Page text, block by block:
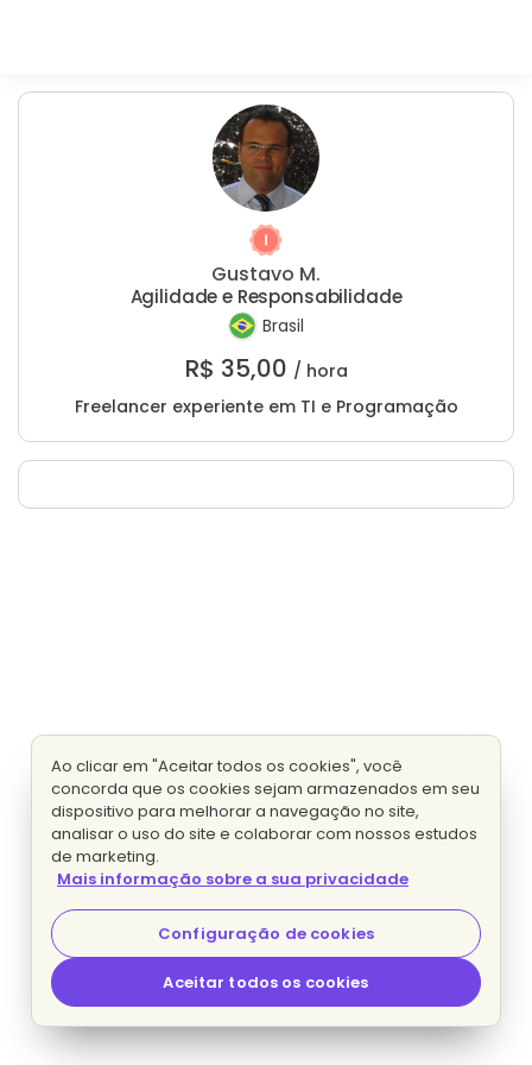
Gustavo M.
Agilidade e Responsabilidade
Brasil
R$ 35,00 / hora
Freelancer experiente em TI e Programação
Ao clicar em "Aceitar todos os cookies", você
concorda que os cookies sejam armazenados em seu
dispositivo para melhorar a navegação no site,
analisar o uso do site e colaborar com nossos estudos
de marketing.
Mais informação sobre a sua privacidade
Configuração de cookies
Aceitar todos os cookies